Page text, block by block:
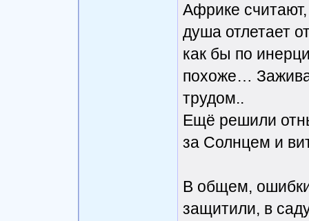
Африке считают,
душа отлетает
как бы по
похоже…
трудом..
Ещё решили
за Солнцем и
В общем,
защитили, в